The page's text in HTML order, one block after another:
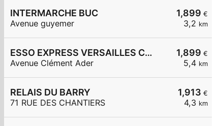
1,899 €
3,2 km
INTERMARCHE BUC
Avenue guyemer
1,899 €
5,4 km
ESSO EXPRESS VERSAILLES CLEMENT ADER
Avenue Clément Ader
1,913 €
4,3 km
RELAIS DU BARRY
71 RUE DES CHANTIERS